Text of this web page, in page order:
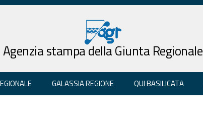
Agenzia stampa della Giunta Regionale
GALASSIA REGIONE QUI BASILICATA